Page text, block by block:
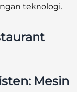
teknologi.
Mesin